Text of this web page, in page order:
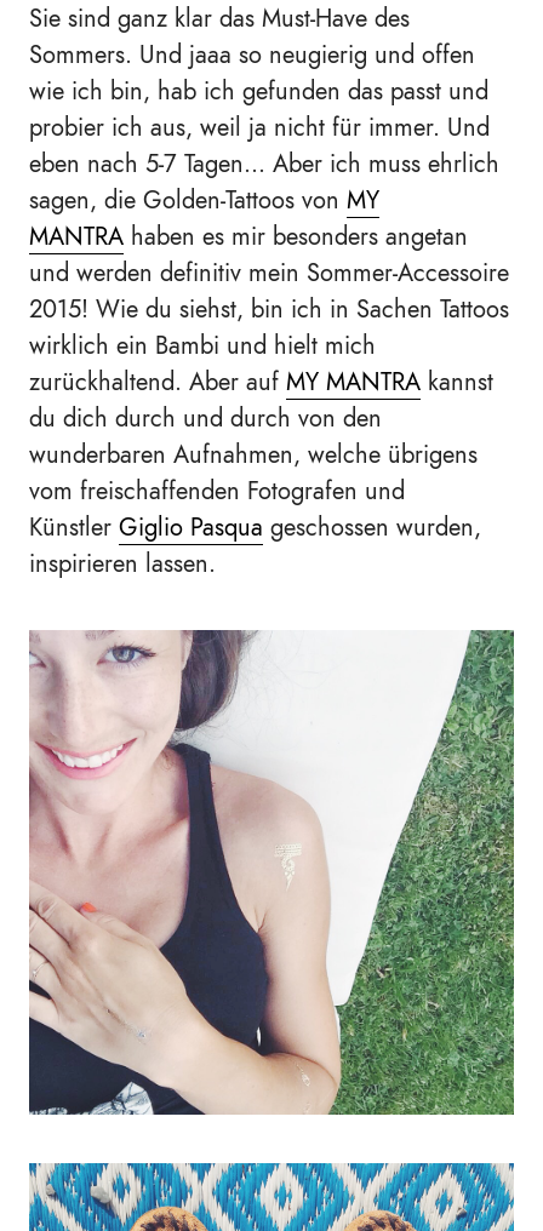
Sie sind ganz klar das Must-Have des
Sommers. Und jaaa so neugierig und offen
wie ich bin, hab ich gefunden das passt und
probier ich aus, weil ja nicht für immer. Und
eben nach 5-7 Tagen... Aber ich muss ehrlich
sagen, die Golden-Tattoos von MY
MANTRA haben es mir besonders angetan
und werden definitiv mein Sommer-Accessoire
2015! Wie du siehst, bin ich in Sachen Tattoos
wirklich ein Bambi und hielt mich
zurückhaltend. Aber auf MY MANTRA kannst
du dich durch und durch von den
wunderbaren Aufnahmen, welche übrigens
vom freischaffenden Fotografen und
Künstler Giglio Pasqua geschossen wurden,
inspirieren lassen.